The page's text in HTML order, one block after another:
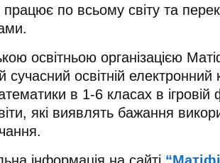
по всьому світу та
освітньою організацією
сучасний освітній електронний
в 1-6 класах в ігровій
які виявлять бажання